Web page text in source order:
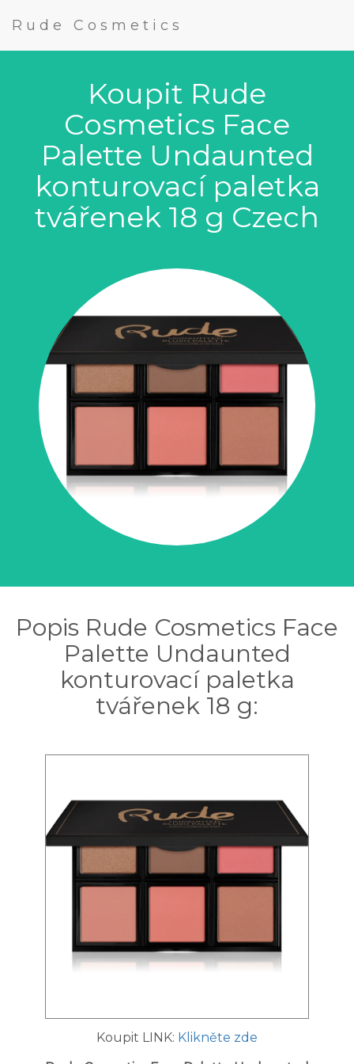
Rude Cosmetics
Koupit Rude
Cosmetics Face
Palette Undaunted
konturovací paletka
tvářenek 18 g Czech
Popis Rude Cosmetics Face
Palette Undaunted
konturovací paletka
tvářenek 18 g:
Koupit LINK: Klikněte zde